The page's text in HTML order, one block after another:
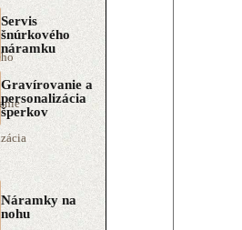
Servis
šnúrkového
náramku
Gravírovanie a
personalizácia
šperkov
Náramky na
nohu